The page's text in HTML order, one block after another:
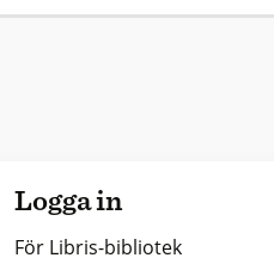
Logga in
För Libris-bibliotek